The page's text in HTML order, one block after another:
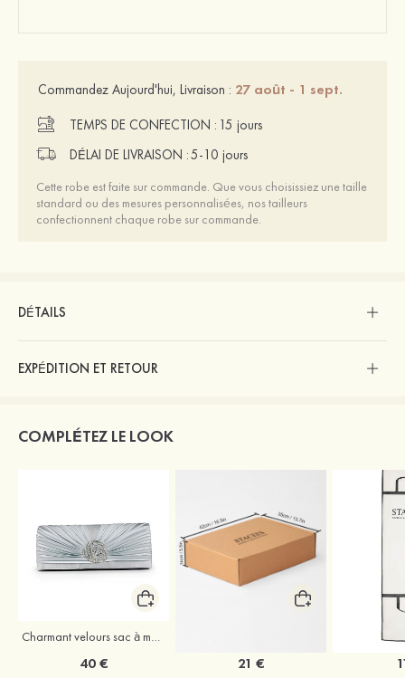
Commandez Aujourd'hui, Livraison : 27 août - 1 sept.
TEMPS DE CONFECTION : 15 jours
DÉLAI DE LIVRAISON :5-10 jours
Cette robe est faite sur commande. Que vous choisissiez une taille
standard ou des mesures personnalisées, nos tailleurs
confectionnent chaque robe sur commande.
DÉTAILS
EXPÉDITION ET RETOUR
COMPLÉTEZ LE LOOK
Charmant velours sac à main
40 € 21 €